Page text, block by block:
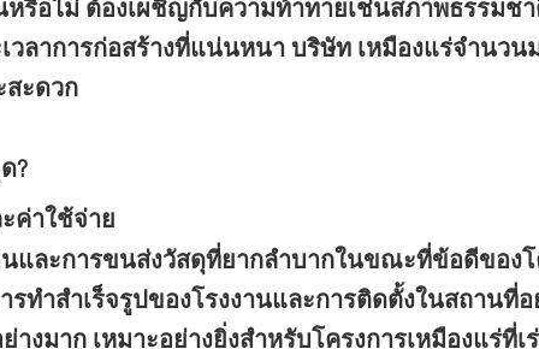
หรือไม่ ต้องเผชิญกับความท้าทายเช่นสภาพธรรมช
วลาการก่อสร้างที่แน่นหนา บริษัท เหมืองแร่จำนวน
สะดวก
?
ค่าใช้จ่าย
และการขนส่งวัสดุที่ยากลำบากในขณะที่ข้อดีของโ
ำสำเร็จรูปของโรงงานและการติดตั้งในสถานที่อ
งมาก เหมาะอย่างยิ่งสำหรับโครงการเหมืองแร่ที่เ